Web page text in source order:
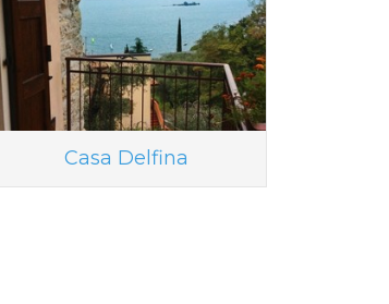
Casa Delfina